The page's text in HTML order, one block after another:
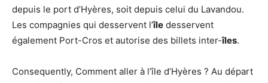
depuis le port d’Hyères, soit depuis celui du Lavandou.
Les compagnies qui desservent l’île desservent
également Port-Cros et autorise des billets inter-îles.
Consequently, Comment aller à l’île d’Hyères ? Au départ